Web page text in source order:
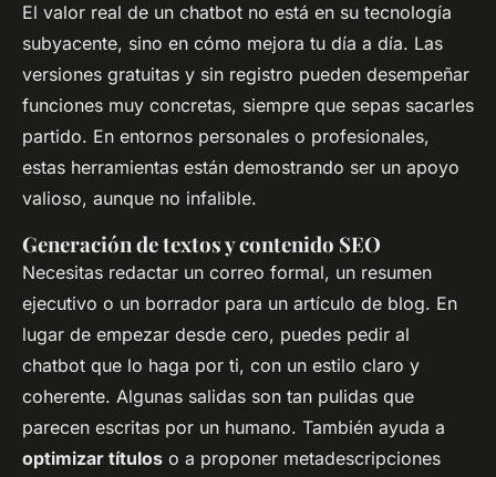
El valor real de un chatbot no está en su tecnología
subyacente, sino en cómo mejora tu día a día. Las
versiones gratuitas y sin registro pueden desempeñar
funciones muy concretas, siempre que sepas sacarles
partido. En entornos personales o profesionales,
estas herramientas están demostrando ser un apoyo
valioso, aunque no infalible.
Generación de textos y contenido SEO
Necesitas redactar un correo formal, un resumen
ejecutivo o un borrador para un artículo de blog. En
lugar de empezar desde cero, puedes pedir al
chatbot que lo haga por ti, con un estilo claro y
coherente. Algunas salidas son tan pulidas que
parecen escritas por un humano. También ayuda a
optimizar títulos o a proponer metadescripciones